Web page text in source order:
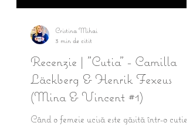
Recenzie | "Cutia" - Camilla
Läckberg & Henrik Fexeus
(Mina & Vincent #1)
Când o femeie ucisă este găsită într-o cutie
Cristina Mihai
3 min de citit